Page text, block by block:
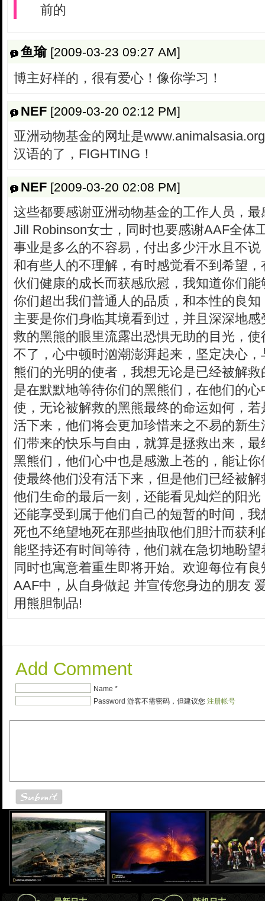
前的
鱼瑜 [2009-03-23 09:27 AM]
博主好样的，很有爱心！像你学习！
NEF [2009-03-20 02:12 PM]
亚洲动物基金的网址是
汉语的了，FIGHTING！
NEF [2009-03-20 02:08 PM]
这些都要感谢亚洲动物基金的工作人员，
Jill Robinson女士，同时也要感谢AAF全体
事业是多么的不容易，付出多少汗水且不
和有些人的不理解，有时感觉看不到希望
伙们健康的成长而获感欣慰，我知道你们
你们超出我们普通人的品质，和本性的良
主要是你们身临其境看到过，并且深深地
救的黑熊的眼里流露出恐惧无助的目光，
不了，心中顿时汹潮澎湃起来，坚定决心
熊们的光明的使者，我想无论是已经被解
是在默默地等待你们的黑熊们，在他们的
使，无论被解救的黑熊最终的命运如何，
活下来，他们将会更加珍惜来之不易的新
们带来的快乐与自由，就算是拯救出来，
黑熊们，他们心中也是感激上苍的，能让
使最终他们没有活下来，但是他们已经被
他们生命的最后一刻，还能看见灿烂的阳
还能享受到属于他们自己的短暂的时间，
死也不绝望地死在那些抽取他们胆汁而获
能坚持还有时间等待，他们就在急切地盼
同时也寓意着重生即将开始。欢迎每位有
AAF中，从自身做起 并宣传您身边的朋友
用熊胆制品!
Add Comment
Name *
Password 游客不需密码，但建议您 注册帐号